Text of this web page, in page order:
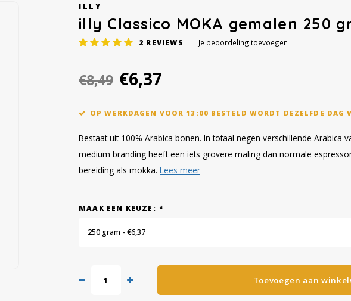
ILLY
illy Classico MOKA gemalen 250
2 REVIEWS Je beoordeling toevoegen
€8,49 €6,37
OP WERKDAGEN VOOR 13:00 BESTELD WORDT DEZELFDE DAG
Bestaat uit 100% Arabica bonen. In totaal negen verschillende Arabica
medium branding heeft een iets grovere maling dan normale
bereiding als mokka. Lees meer
MAAK EEN KEUZE: *
250 gram - €6,37
Toevoegen aan